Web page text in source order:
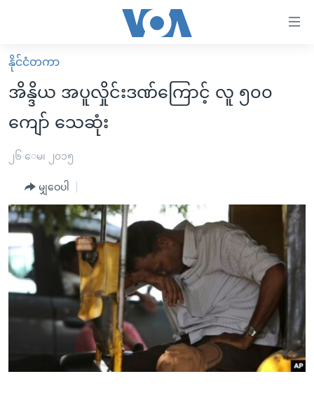
လွယ်ကူ
စေ
သည့်
များ
အကြောင်းအရာ
သို့
ကြည့်
ရန်
သို့
မူလစာမျက်နှာ
မြန်မာ
ကမ္ဘာ့သတင်းများ
အစ္စရေး-ပါလက်စတိုင်း
ဗွီဒီယို
ရပ်ဝန်းတခု လမ်းတခု အလွန်
အင်္ဂလိပ်စာလေ့လာမယ်
အမေရိကန်သုံးအီဒီယံ
မကြေးမုံရဲ့ အင်္ဂလိပ်စာ
ရုပ်ရှင်ထဲက အင်္ဂလိပ်စာ
သုတပဒေသာ အင်္ဂလိပ်စာ
အပတ်စဉ်ကဏ္ဍများ
ရေဒီယို
ရေဒီယိုနှင့်ရုပ်သံ အချက်အလက်များ
ရေဒီယို/တီဗွီအစီအစဉ်
Learning English
ဗွီအိုအေ လူမှုကွန်ယက်များ
နိုင်ငံတကာ
အိန္ဒိယ အပူလှိုင်းဒဏ်ကြောင့် လူ ၅၀၀
ကျော် သေဆုံး
၂၆ ေမ၊ ၂၀၁၅
မျှဝေပါ